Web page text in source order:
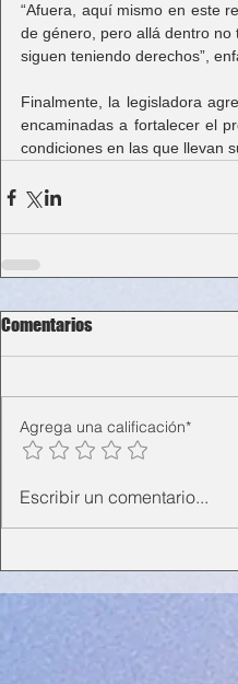
“Afuera, aquí mismo en este
de género, pero allá dentro no
siguen teniendo derechos”,
Finalmente, la legisladora
encaminadas a fortalecer el
condiciones en las que llevan
Comentarios
Agrega una calificación*
Escribir un comentario...